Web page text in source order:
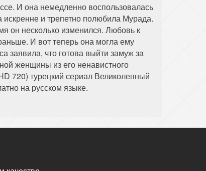
И она немедленно воспользовалась
искренне и трепетно полюбила Мурада.
он несколько изменился. Любовь к
И вот теперь она могла ему
заявила, что готова выйти замуж за
женщины из его ненавистного
720) турецкий сериал Великолепный
на русском языке.